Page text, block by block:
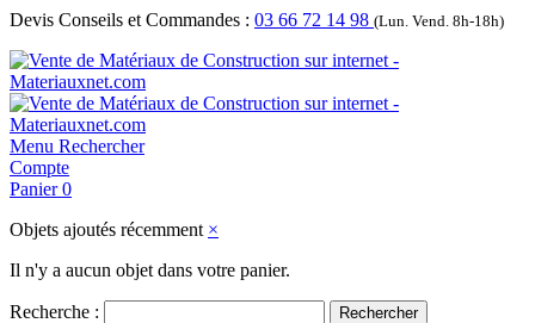
Devis Conseils et Commandes : 03 66 72 14 98 (Lun. Vend. 8h-18h)
Menu Rechercher
Compte
Panier 0
Objets ajoutés récemment ×
Il n'y a aucun objet dans votre panier.
Recherche : Rechercher